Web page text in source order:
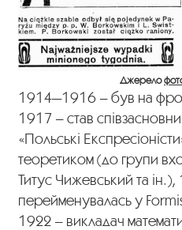
Джерело
1914—1916 – був на
1917 – став
«Польські
теоретиком (до групи
Титус Чижевський та
перейменувалась у
1922 – викладач